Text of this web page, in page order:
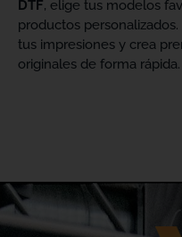
DTF, elige tus modelos
productos
tus impresiones y crea
originales de forma rápida.